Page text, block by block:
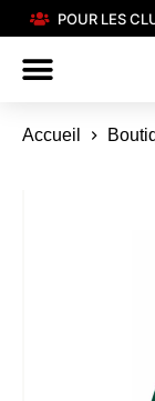
POUR LES
Accueil